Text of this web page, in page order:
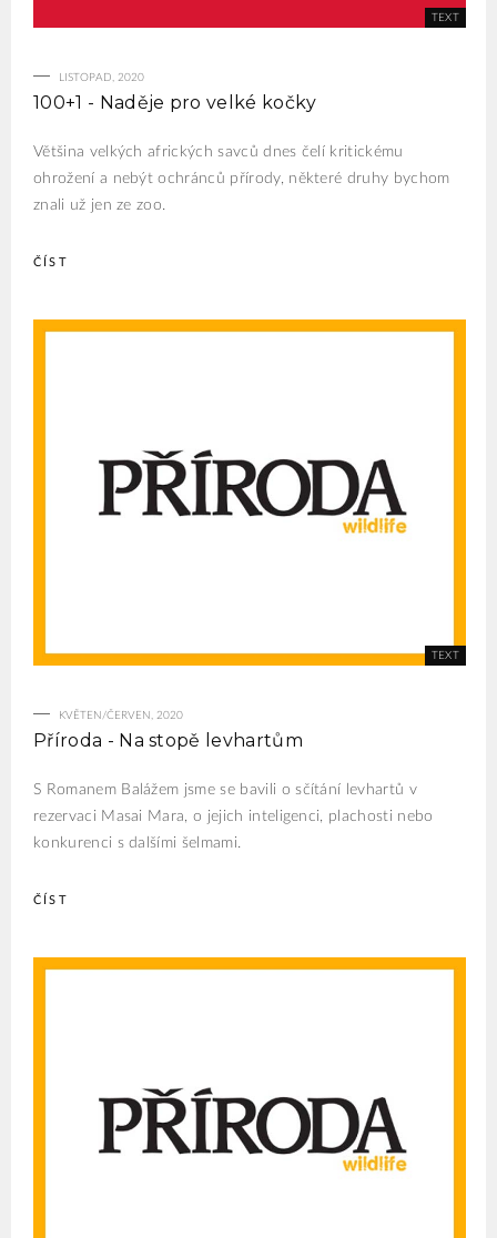
LISTOPAD, 2020
100+1 - Naděje pro velké kočky
Většina velkých afrických savců dnes čelí kritickému
ohrožení a nebýt ochránců přírody, některé druhy bychom
znali už jen ze zoo.
ČÍST
KVĚTEN/ČERVEN, 2020
Příroda - Na stopě levhartům
S Romanem Balážem jsme se bavili o sčítání levhartů v
rezervaci Masai Mara, o jejich inteligenci, plachosti nebo
konkurenci s dalšími šelmami.
ČÍST